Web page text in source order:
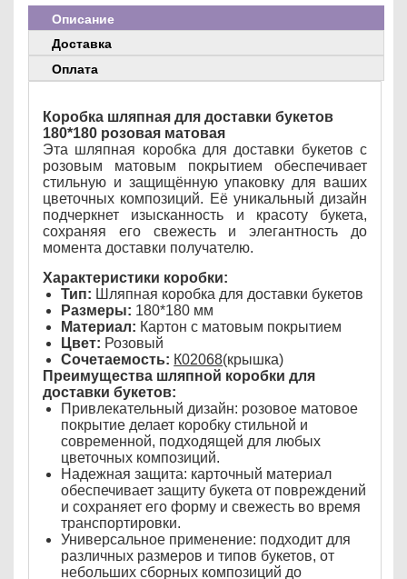
Описание
Доставка
Оплата
Коробка шляпная для доставки букетов
180*180 розовая матовая
Эта шляпная коробка для доставки букетов с
розовым матовым покрытием обеспечивает
стильную и защищённую упаковку для ваших
цветочных композиций. Её уникальный дизайн
подчеркнет изысканность и красоту букета,
сохраняя его свежесть и элегантность до
момента доставки получателю.
Характеристики коробки:
Тип: Шляпная коробка для доставки букетов
Размеры: 180*180 мм
Материал: Картон с матовым покрытием
Цвет: Розовый
Сочетаемость: К02068(крышка)
Преимущества шляпной коробки для
доставки букетов:
Привлекательный дизайн: розовое матовое
покрытие делает коробку стильной и
современной, подходящей для любых
цветочных композиций.
Надежная защита: карточный материал
обеспечивает защиту букета от повреждений
и сохраняет его форму и свежесть во время
транспортировки.
Универсальное применение: подходит для
различных размеров и типов букетов, от
небольших сборных композиций до